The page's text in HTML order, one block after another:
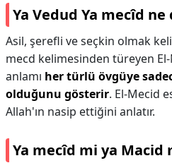
Ya Vedud Ya mecîd ne
Asil, şerefli ve seçkin olmak
mecd kelimesinden türeyen El-
anlamı her türlü övgüye
olduğunu gösterir. El-Mecid
Allah'ın nasip ettiğini anlatır.
Ya mecîd mi ya Macid